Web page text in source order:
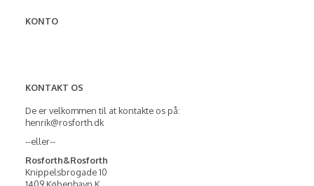
KONTO
KONTAKT OS
De er velkommen til at kontakte os på:
henrik@rosforth.dk
--eller--
Rosforth&Rosforth
Knippelsbrogade 10